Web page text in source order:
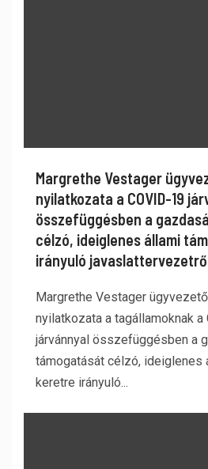
Margrethe Vestager
nyilatkozata a COVID-19
összefüggésben a
célzó, ideiglenes állami
irányuló
Margrethe Vestager
nyilatkozata a tagállamoknak a
járvánnyal összefüggésben a
támogatását célzó, ideiglenes
keretre irányuló...